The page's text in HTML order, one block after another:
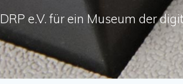
DRP e.V. für ein Museum der